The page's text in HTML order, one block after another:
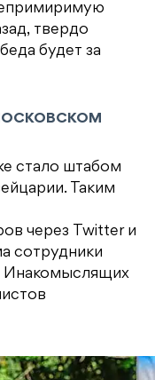
твердо
будет за
стало штабом
Таким
через Twitter и
сотрудники
Инакомыслящих